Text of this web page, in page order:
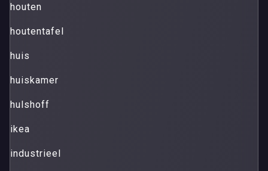
houten
houtentafel
huis
huiskamer
hulshoff
ikea
industrieel